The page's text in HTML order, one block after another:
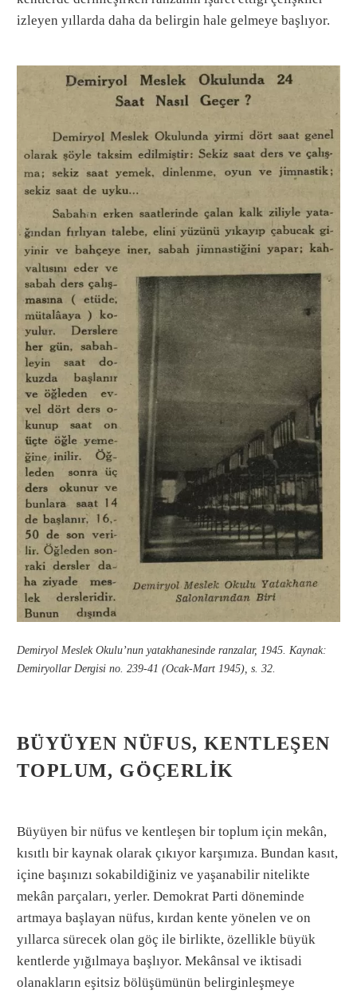
izleyen yıllarda daha da belirgin hale gelmeye başlıyor.
Demiryol Meslek Okulu’nun yatakhanesinde ranzalar, 1945. Kaynak:
Demiryollar Dergisi no. 239-41 (Ocak-Mart 1945), s. 32.
BÜYÜYEN NÜFUS, KENTLEŞEN
TOPLUM, GÖÇERLIK
Büyüyen bir nüfus ve kentleşen bir toplum için mekân,
kısıtlı bir kaynak olarak çıkıyor karşımıza. Bundan kasıt,
içine başınızı sokabildiğiniz ve yaşanabilir nitelikte
mekân parçaları, yerler. Demokrat Parti döneminde
artmaya başlayan nüfus, kırdan kente yönelen ve on
yıllarca sürecek olan göç ile birlikte, özellikle büyük
kentlerde yığılmaya başlıyor. Mekânsal ve iktisadi
olanakların eşitsiz bölüşümünün belirginleşmeye